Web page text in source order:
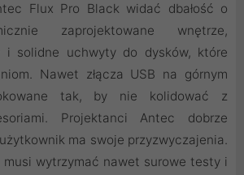
Flux Pro Black widać dbałość o
zaprojektowane wnętrze,
i solidne uchwyty do dysków, które
Nawet złącza USB na górnym
tak, by nie kolidować z
Projektanci Antec dobrze
ma swoje przyzwyczajenia.
musi wytrzymać nawet surowe testy i